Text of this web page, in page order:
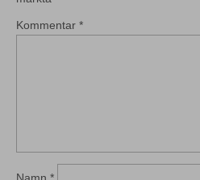
Kommentar *
Namn *